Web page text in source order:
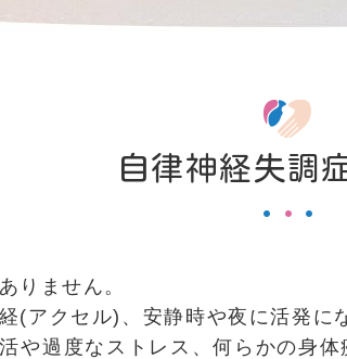
自律神経失調
りません。
(アクセル)、安静時や夜に活発
や過度なストレス、何らかの身